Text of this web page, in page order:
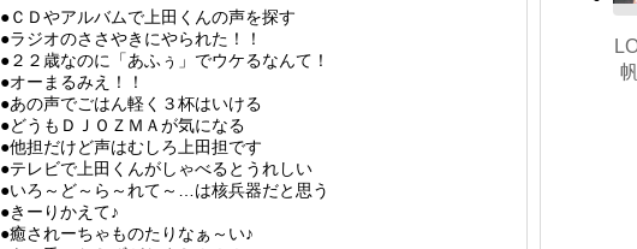
●ＣＤやアルバムで上田くんの声を探す
●ラジオのささやきにやられた！！
●２２歳なのに「あふぅ」でウケるなんて！
●オーまるみえ！！
●あの声でごはん軽く３杯はいける
●どうもＤＪＯＺＭＡが気になる
●他担だけど声はむしろ上田担です
●テレビで上田くんがしゃべるとうれしい
●いろ～ど～ら～れて～…は核兵器だと思う
●きーりかえて♪
●癒されーちゃものたりなぁ～い♪